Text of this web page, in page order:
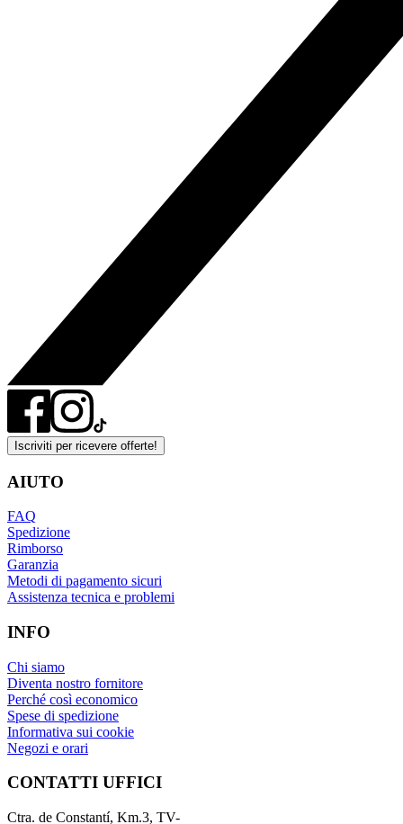
Iscriviti per ricevere offerte!
AIUTO
FAQ
Spedizione
Rimborso
Garanzia
Metodi di pagamento sicuri
Assistenza tecnica e problemi
INFO
Chi siamo
Diventa nostro fornitore
Perché così economico
Spese di spedizione
Informativa sui cookie
Negozi e orari
CONTATTI UFFICI
Ctra. de Constantí, Km.3, TV-